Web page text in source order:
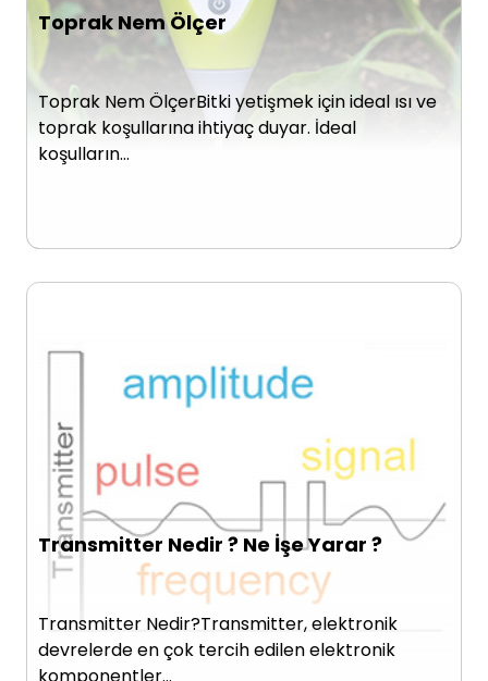
Toprak Nem Ölçer
Toprak Nem ÖlçerBitki yetişmek için ideal ısı ve
toprak koşullarına ihtiyaç duyar. İdeal
koşulların…
Transmitter Nedir ? Ne İşe Yarar ?
Transmitter Nedir?Transmitter, elektronik
devrelerde en çok tercih edilen elektronik